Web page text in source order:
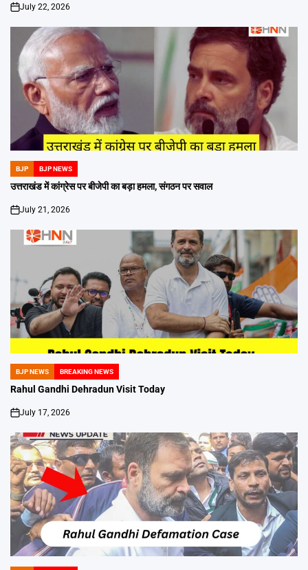
on
July 22, 2026
POSTED
IN
BJP BJP NEWS
उत्तराखंड में कांग्रेस पर बीजेपी का बड़ा हमला, संगठन पर सवाल
on
July 21, 2026
POSTED
IN
BJP NEWS BREAKING NEWS
Rahul Gandhi Dehradun Visit Today
on
July 17, 2026